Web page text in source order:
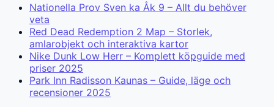
Nationella Prov Sven ka Åk 9 – Allt du behöver
veta
Red Dead Redemption 2 Map – Storlek,
amlarobjekt och interaktiva kartor
Nike Dunk Low Herr – Komplett köpguide med
priser 2025
Park Inn Radisson Kaunas – Guide, läge och
recensioner 2025